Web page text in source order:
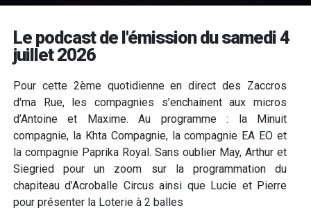
Le podcast de l'émission du samedi 4
juillet 2026
Pour cette 2ème quotidienne en direct des Zaccros
d'ma Rue, les compagnies s’enchainent aux micros
d’Antoine et Maxime. Au programme : la Minuit
compagnie, la Khta Compagnie, la compagnie EA EO et
la compagnie Paprika Royal. Sans oublier May, Arthur et
Siegried pour un zoom sur la programmation du
chapiteau d’Acroballe Circus ainsi que Lucie et Pierre
pour présenter la Loterie à 2 balles